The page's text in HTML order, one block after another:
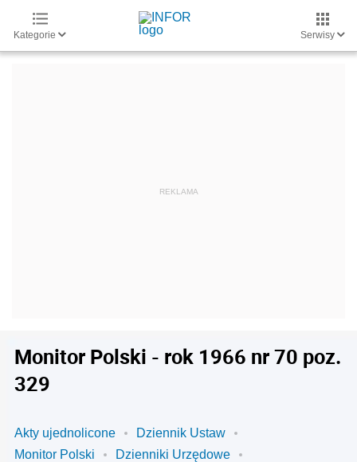
Kategorie Serwisy
Monitor Polski - rok 1966 nr 70 poz.
329
Akty ujednolicone
Dziennik Ustaw
Monitor Polski
Dzienniki Urzędowe